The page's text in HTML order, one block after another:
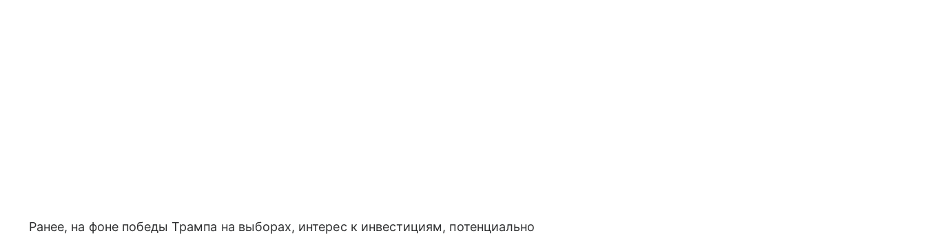
Ранее, на фоне победы Трампа на выборах, интерес к инвестициям, потенциально